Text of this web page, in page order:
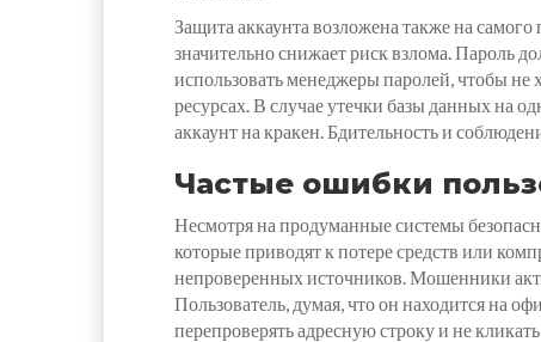
Защита аккаунта возложена также на
значительно снижает риск взлома. Пароль
использовать менеджеры паролей, чтобы не
ресурсах. В случае утечки базы данных на
аккаунт на кракен. Бдительность и
Частые ошибки
Несмотря на продуманные системы
которые приводят к потере средств или
непроверенных источников. Мошенники
Пользователь, думая, что он находится на
перепроверять адресную строку и не